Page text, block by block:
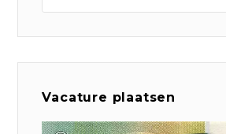
Vacature plaatsen